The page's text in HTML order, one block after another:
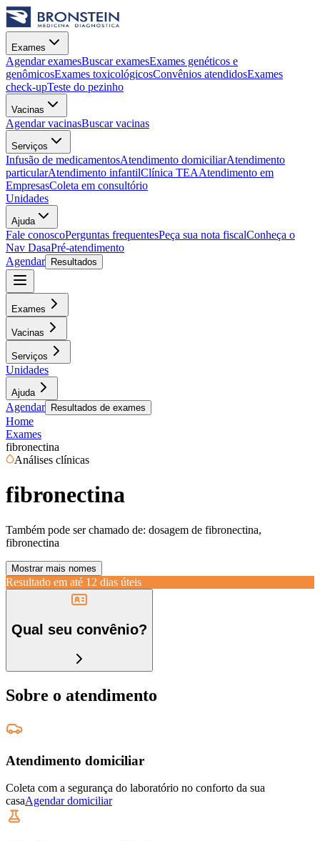
Exames
Agendar examesBuscar examesExames genéticos e
genômicosExames toxicológicosConvênios atendidosExames
check-upTeste do pezinho
Vacinas
Agendar vacinasBuscar vacinas
Serviços
Infusão de medicamentosAtendimento domiciliarAtendimento
particularAtendimento infantilClínica TEAAtendimento em
EmpresasColeta em consultório
Unidades
Ajuda
Fale conoscoPerguntas frequentesPeça sua nota fiscalConheça o
Nav DasaPré-atendimento
Agendar
Resultados
Exames
Vacinas
Serviços
Unidades
Ajuda
Agendar Resultados de exames
Home
Exames
fibronectina
Análises clínicas
fibronectina
Também pode ser chamado de: dosagem de fibronectina,
fibronectina
Mostrar mais nomes
Resultado em até 12 dias úteis
Qual seu convênio?
Sobre o atendimento
Atendimento domiciliar
Coleta com a segurança do laboratório no conforto da sua
casaAgendar domiciliar